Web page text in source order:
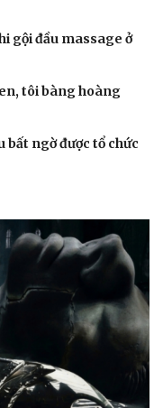
gội đầu massage ở
tôi bàng hoàng
bất ngờ được tổ chức